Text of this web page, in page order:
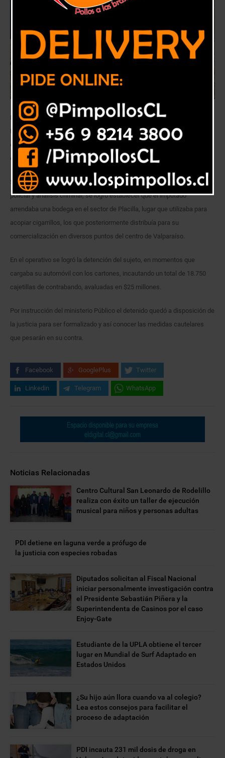
Detectives pertenecientes a la Brigada Investigadora de Delitos en
Recintos Portuarios Valparaíso de la Policía de Investigaciones de Chile
en coordinación con personal de Aduanas, detuvieron a un ciudadano
cubano de 38 años, por el delito de Contrabando.
Según antecedentes aportados por la PDI, tras un trabajo de inteligencia
policial y análisis criminal, se logró establecer que el imputado
arrendaba una bodega en el sector de Placilla, lugar que utilizaba para
acopiar cigarrillos, los que posteriormente distribuía para su
comercialización en diversos puntos del centro de Valparaíso.
En el operativo se logró la detención del sujeto, en momentos que
cargaba su automóvil con los cartones, incautando un total de 18.750
cajetillas de contrabando, avaluadas en $25 millones.
Por instrucción del ministerio Público el detenido quedó a disposición de
la justicia para ser formalizado y así conocer las medidas cautelares
que pesarán en su contra.
Facebook GooglePlus Twitter
Linkedin Telegram WhatsApp
Noticias Relacionadas
Centro Cultural San Leonardo de Rodelillo
realiza con éxito un taller de ejecución
musical para niños y personas adultas
PDI detiene en laguna verde a prófugo de
la justicia con especies robadas
Diputados solicitan al Fiscal Nacional
iniciar personalmente investigación contra
el Presidente Sebastián Piñera y la
Superintendenta de Casinos por el caso
Enjoy-Gate
Estudiante de la UPLA obtiene el tercer
lugar en Mundial de Surf Adaptado en
Estados Unidos
¿Su hijo aún llora cuando va al colegio?
Lea estos consejos para facilitar el
proceso de adaptación
PDI incauta 231 mil dosis de droga en